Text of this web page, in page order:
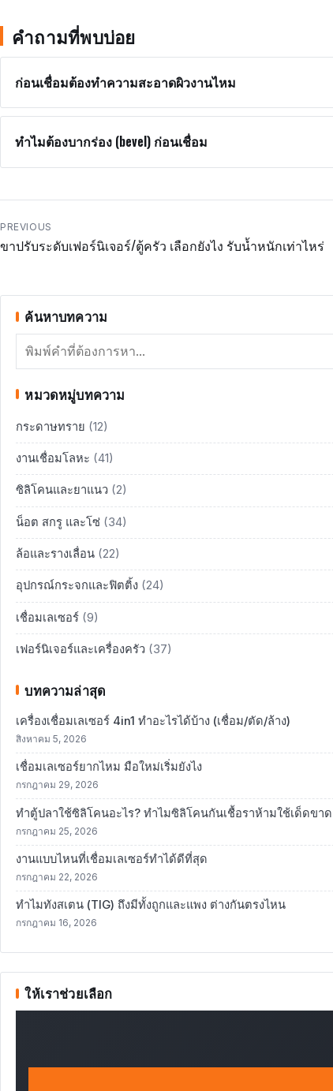
คำถามที่พบบ่อย
ก่อนเชื่อมต้องทำความสะอาดผิวงานไหม
ทำไมต้องบากร่อง (bevel) ก่อนเชื่อม
แนะแนว
เรื่อง
PREVIOUS
ขาปรับระดับเฟอร์นิเจอร์/ตู้ครัว เลือกยังไง รับน้ำหนักเท่าไหร่
ค้นหาบทความ
ค้นหา
หมวดหมู่บทความ
กระดาษทราย (12)
งานเชื่อมโลหะ (41)
ซิลิโคนและยาแนว (2)
น็อต สกรู และโซ่ (34)
ล้อและรางเลื่อน (22)
อุปกรณ์กระจกและฟิตติ้ง (24)
เชื่อมเลเซอร์ (9)
เฟอร์นิเจอร์และเครื่องครัว (37)
บทความล่าสุด
เครื่องเชื่อมเลเซอร์ 4in1 ทำอะไรได้บ้าง (เชื่อม/ตัด/ล้าง)
สิงหาคม 5, 2026
เชื่อมเลเซอร์ยากไหม มือใหม่เริ่มยังไง
กรกฎาคม 29, 2026
ทำตู้ปลาใช้ซิลิโคนอะไร? ทำไมซิลิโคนกันเชื้อราห้ามใช้เด็ดขาด
กรกฎาคม 25, 2026
งานแบบไหนที่เชื่อมเลเซอร์ทำได้ดีที่สุด
กรกฎาคม 22, 2026
ทำไมทังสเตน (TIG) ถึงมีทั้งถูกและแพง ต่างกันตรงไหน
กรกฎาคม 16, 2026
ให้เราช่วยเลือก